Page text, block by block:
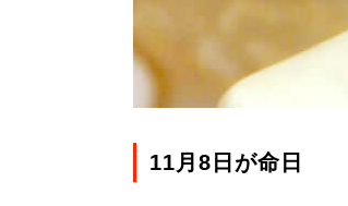
11月8日が命日